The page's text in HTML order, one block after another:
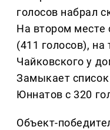
голосов набрал
На втором месте
(411 голосов),
Чайковского у
Замыкает
Юннатов с 320
Объект-